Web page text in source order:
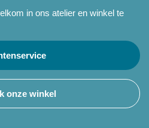
in ons atelier en winkel te
onze winkel